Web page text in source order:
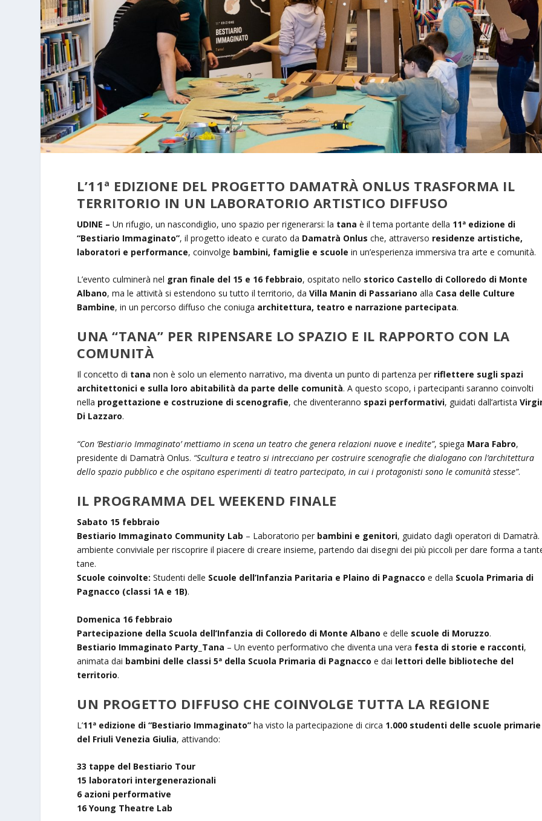
L’11ª EDIZIONE DEL PROGETTO DAMATRÀ ONLUS TRASFORMA IL
TERRITORIO IN UN LABORATORIO ARTISTICO DIFFUSO
UDINE – Un rifugio, un nascondiglio, uno spazio per rigenerarsi: la tana è il tema portante della 11ª edizione di
“Bestiario Immaginato”, il progetto ideato e curato da Damatrà Onlus che, attraverso residenze artistiche,
laboratori e performance, coinvolge bambini, famiglie e scuole in un’esperienza immersiva tra arte e comunità.
L’evento culminerà nel gran finale del 15 e 16 febbraio, ospitato nello storico Castello di Colloredo di Monte
Albano, ma le attività si estendono su tutto il territorio, daVilla Manin di Passariano alla Casa delle Culture
Bambine, in un percorso diffuso che coniuga architettura, teatro e narrazione partecipata.
UNA “TANA” PER RIPENSARE LO SPAZIO E IL RAPPORTO CON LA
COMUNITÀ
Il concetto di tana non è solo un elemento narrativo, ma diventa un punto di partenza per riflettere sugli spazi
architettonici e sulla loro abitabilità da parte delle comunità. A questo scopo, i partecipanti saranno coinvolti
nella progettazione e costruzione di scenografie, che diventeranno spazi performativi, guidati dall’artista
Di Lazzaro.
“Con ‘Bestiario Immaginato’ mettiamo in scena un teatro che genera relazioni nuove e inedite”, spiega Mara Fabro,
presidente di Damatrà Onlus. “Scultura e teatro si intrecciano per costruire scenografie che dialogano con l’architettura
dello spazio pubblico e che ospitano esperimenti di teatro partecipato, in cui i protagonisti sono le comunità stesse”.
IL PROGRAMMA DEL WEEKEND FINALE
Sabato 15 febbraio
Bestiario Immaginato Community Lab – Laboratorio per bambini e genitori, guidato dagli operatori di Damatrà.
ambiente conviviale per riscoprire il piacere di creare insieme, partendo dai disegni dei più piccoli per dare forma a
tane.
Scuole coinvolte: Studenti delle Scuole dell’Infanzia Paritaria e Plaino di Pagnacco e della Scuola Primaria di
Pagnacco (classi 1A e 1B).
Domenica 16 febbraio
Partecipazione della Scuola dell’Infanzia di Colloredo di Monte Albano e delle scuole di Moruzzo.
Bestiario Immaginato Party_Tana – Un evento performativo che diventa una vera festa di storie e racconti,
animata dai bambini delle classi 5ª della Scuola Primaria di Pagnacco e dai lettori delle biblioteche del
territorio.
UN PROGETTO DIFFUSO CHE COINVOLGE TUTTA LA REGIONE
L’11ª edizione di “Bestiario Immaginato” ha visto la partecipazione di circa 1.000 studenti delle scuole primarie
del Friuli Venezia Giulia, attivando:
33 tappe del Bestiario Tour
15 laboratori intergenerazionali
6 azioni performative
16 Young Theatre Lab